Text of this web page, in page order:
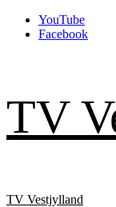
Skip
YouTube
Facebook
TV
Primary
TV Vestjylland